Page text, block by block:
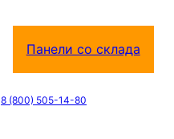
Панели со склада
8 (800) 505-14-80